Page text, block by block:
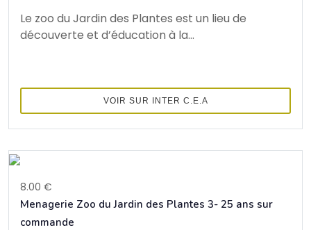
Le zoo du Jardin des Plantes est un lieu de
découverte et d’éducation à la...
VOIR SUR INTER C.E.A
8.00 €
Menagerie Zoo du Jardin des Plantes 3- 25 ans sur
commande